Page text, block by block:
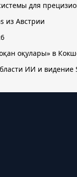
для
из Австрии
оқулары» в
ИИ и видение